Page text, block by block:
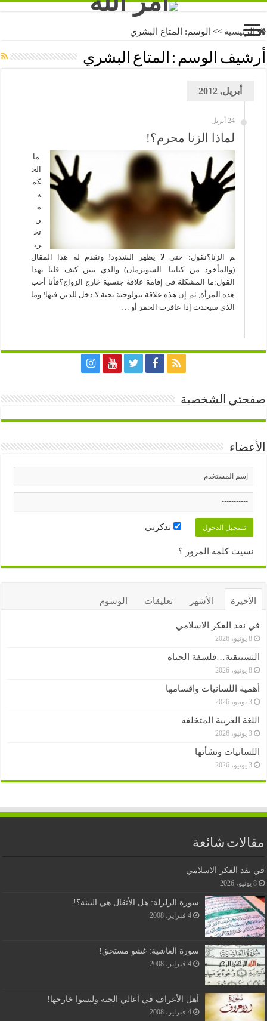
الرئيسية >> الوسم: المتاع البشري
أرشيف الوسم : المتاع البشري
أبريل, 2012
24 أبريل
لماذا الزنا محرم؟!
ما
الح
كم
ة
م
ن
تح
ري
م الزنا؟نقول: حتى لا يظهر الشذوذ! ونقدم له هذا المقال
(والمأخوذ من كتابنا: السوبرمان) والذي يبين كيف قلنا بهذا
القول:ما المشكلة في إقامة علاقة جنسية خارج الزواج؟فأنا أحب
هذه المرأة, ثم إن هذه علاقة بيولوجية بحتة لا دخل للدين فيها! وما
الذي سيحدث إذا عاقرت الخمر أو …
صفحتي الشخصية
الأعضاء
تذكرني
نسيت كلمة المرور ؟
الأخيرة الأشهر تعليقات الوسوم
في نقد الفكر الاسلامي
8 يونيو، 2026
التسييقية…فلسفة الحياه
8 يونيو، 2026
أهمية اللسانيات واقسامها
3 يونيو، 2026
اللغة العربية المتخلفه
3 يونيو، 2026
اللسانيات ونشأتها
3 يونيو، 2026
مقالات شائعة
في نقد الفكر الاسلامي
8 يونيو، 2026
سورة الزلزلة: هل الأثقال هي البينة؟!
4 فبراير، 2008
سورة الغاشية: غشو مستحق!
4 فبراير، 2008
أهل الأعراف في أعالي الجنة وليسوا خارجها!
4 فبراير، 2008